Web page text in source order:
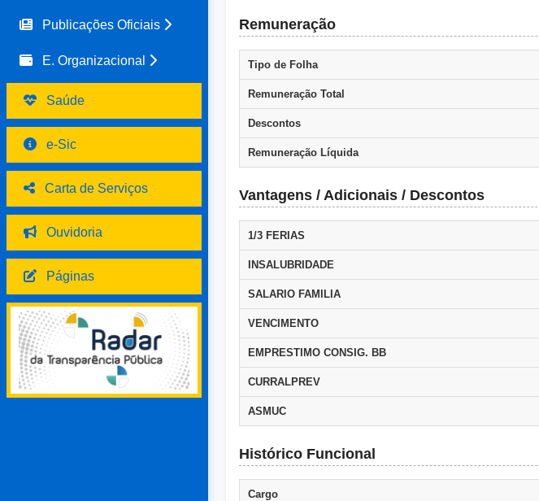
Publicações Oficiais
E. Organizacional
Saúde
e-Sic
Carta de Serviços
Ouvidoria
Páginas
Remuneração
Tipo de Folha
Remuneração Total
Descontos
Remuneração Líquida
Vantagens / Adicionais / Descontos
1/3 FERIAS
INSALUBRIDADE
SALARIO FAMILIA
VENCIMENTO
EMPRESTIMO CONSIG. BB
CURRALPREV
ASMUC
Histórico Funcional
Cargo